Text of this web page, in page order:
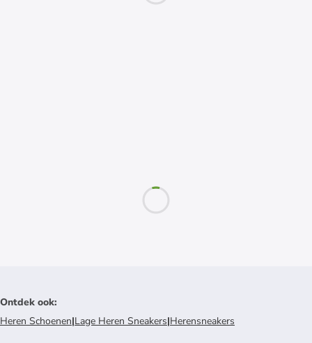
Ontdek ook:
Heren Schoenen|Lage Heren Sneakers|Herensneakers